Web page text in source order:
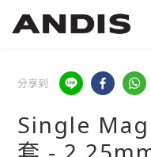
分享到
Single